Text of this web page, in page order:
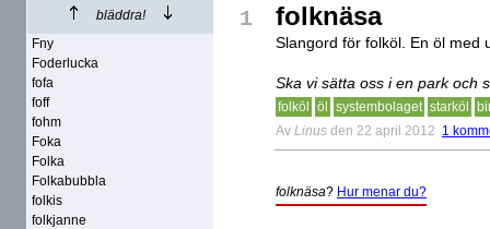
bläddra!
Fny
Foderlucka
fofa
foff
fohm
Foka
Folka
Folkabubbla
folkis
folkjanne
1 folknäsa
Slangord för folköl. En öl med
Ska vi sätta oss i en park och
folköl öl systembolaget starköl
Av Linus den 22 april 2012 1
folknäsa? Hur menar du?